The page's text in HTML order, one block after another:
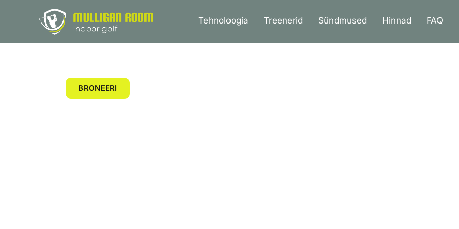
Tehnoloogia Treenerid Sündmused Hinnad FAQ
MULLIGAN
ROOM
BRONEERI